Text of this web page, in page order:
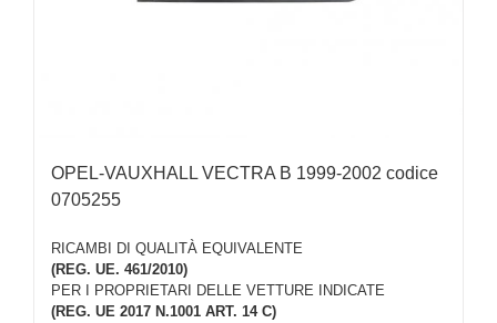
OPEL-VAUXHALL VECTRA B 1999-2002 codice
0705255
RICAMBI DI QUALITÀ EQUIVALENTE
(REG. UE. 461/2010)
PER I PROPRIETARI DELLE VETTURE INDICATE
(REG. UE 2017 N.1001 ART. 14 C)